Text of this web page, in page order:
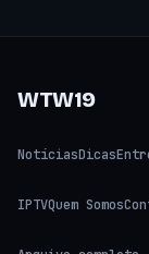
WTW19
NotíciasDicas
IPTVQuem Somos